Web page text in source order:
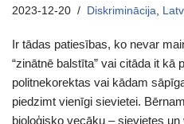
2023-12-20 Diskriminācija
Ir tādas patiesības, ko nevar
“zinātnē balstīta” vai citāda it kā
politnekorektas vai kādam
piedzimt vienīgi sievietei.
bioloģisko vecāku – sievietes